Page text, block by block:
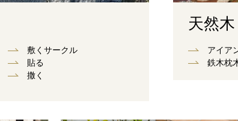
敷くサークル
貼る
撒く
天然木
アイア
鉄木枕